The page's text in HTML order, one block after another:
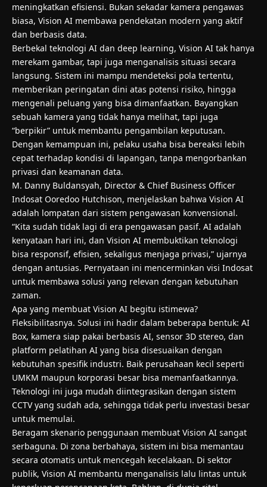
meningkatkan efisiensi. Bukan sekadar kamera pengawas
biasa, Vision AI membawa pendekatan modern yang aktif
dan berbasis data.
Berbekal teknologi AI dan deep learning, Vision AI tak hanya
merekam gambar, tapi juga menganalisis situasi secara
langsung. Sistem ini mampu mendeteksi pola tertentu,
memberikan peringatan dini atas potensi risiko, hingga
mengenali peluang yang bisa dimanfaatkan. Bayangkan
sebuah kamera yang tidak hanya melihat, tapi juga
“berpikir” untuk membantu pengambilan keputusan.
Dengan kemampuan ini, pelaku usaha bisa bereaksi lebih
cepat terhadap kondisi di lapangan, tanpa mengorbankan
privasi dan keamanan data.
M. Danny Buldansyah, Director & Chief Business Officer
Indosat Ooredoo Hutchison, menjelaskan bahwa Vision AI
adalah lompatan dari sistem pengawasan konvensional.
“Kita sudah tidak lagi di era pengawasan pasif. AI adalah
kenyataan hari ini, dan Vision AI membuktikan teknologi
bisa responsif, efisien, sekaligus menjaga privasi,” ujarnya
dengan antusias. Pernyataan ini mencerminkan visi Indosat
untuk membawa solusi yang relevan dengan kebutuhan
zaman.
Apa yang membuat Vision AI begitu istimewa?
Fleksibilitasnya. Solusi ini hadir dalam beberapa bentuk: AI
Box, kamera siap pakai berbasis AI, sensor 3D stereo, dan
platform pelatihan AI yang bisa disesuaikan dengan
kebutuhan spesifik industri. Baik perusahaan kecil seperti
UMKM maupun korporasi besar bisa memanfaatkannya.
Teknologi ini juga mudah diintegrasikan dengan sistem
CCTV yang sudah ada, sehingga tidak perlu investasi besar
untuk memulai.
Beragam skenario penggunaan membuat Vision AI sangat
serbaguna. Di zona berbahaya, sistem ini bisa memantau
secara otomatis untuk mencegah kecelakaan. Di sektor
publik, Vision AI membantu menganalisis lalu lintas untuk